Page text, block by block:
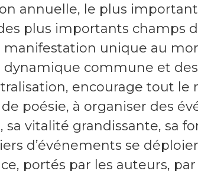
annuelle, le plus
plus importants champs
manifestation unique au
commune et
encourage tout le
poésie, à organiser des
vitalité grandissante, sa
d’événements se
portés par les auteurs,